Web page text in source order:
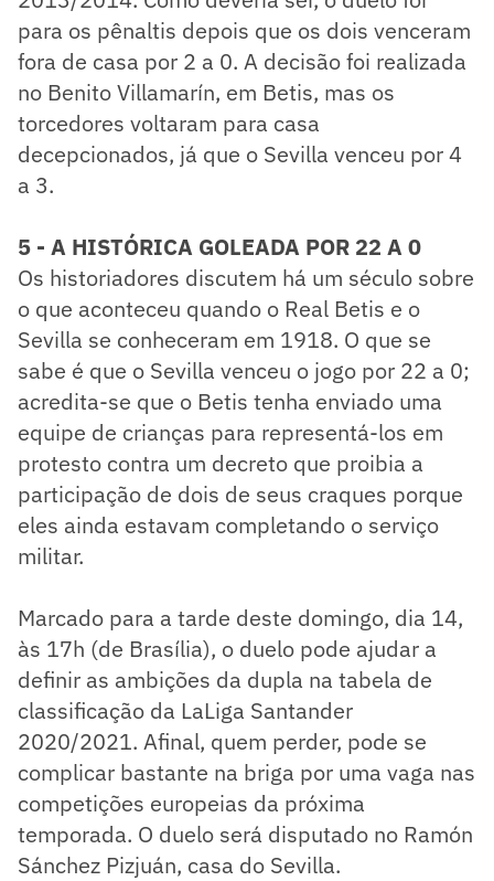
para os pênaltis depois que os dois venceram
fora de casa por 2 a 0. A decisão foi realizada
no Benito Villamarín, em Betis, mas os
torcedores voltaram para casa
decepcionados, já que o Sevilla venceu por 4
a 3.
5 - A HISTÓRICA GOLEADA POR 22 A 0
Os historiadores discutem há um século sobre
o que aconteceu quando o Real Betis e o
Sevilla se conheceram em 1918. O que se
sabe é que o Sevilla venceu o jogo por 22 a 0;
acredita-se que o Betis tenha enviado uma
equipe de crianças para representá-los em
protesto contra um decreto que proibia a
participação de dois de seus craques porque
eles ainda estavam completando o serviço
militar.
Marcado para a tarde deste domingo, dia 14,
às 17h (de Brasília), o duelo pode ajudar a
definir as ambições da dupla na tabela de
classificação da LaLiga Santander
2020/2021. Afinal, quem perder, pode se
complicar bastante na briga por uma vaga nas
competições europeias da próxima
temporada. O duelo será disputado no Ramón
Sánchez Pizjuán, casa do Sevilla.